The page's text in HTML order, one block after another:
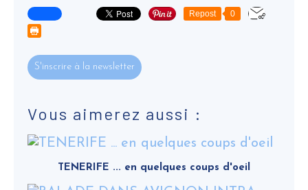
Repost 0
S'inscrire à la newsletter
Vous aimerez aussi :
TENERIFE ... en quelques coups d'oeil